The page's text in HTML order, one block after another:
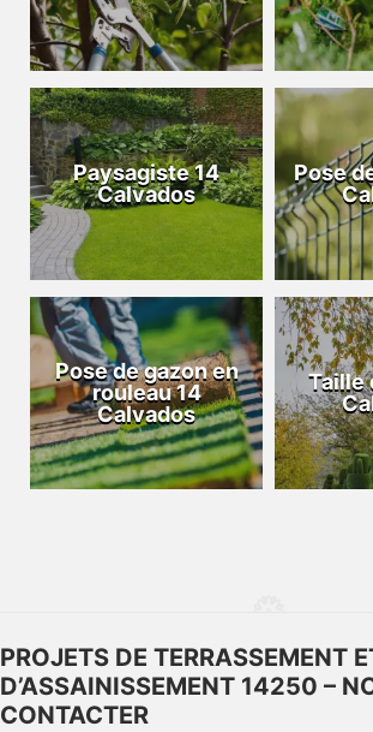
Paysagiste 14
Calvados
Pose
Pose de gazon en
rouleau 14
Calvados
Taille
PROJETS DE TERRASSEMENT
D’ASSAINISSEMENT 14250 –
CONTACTER